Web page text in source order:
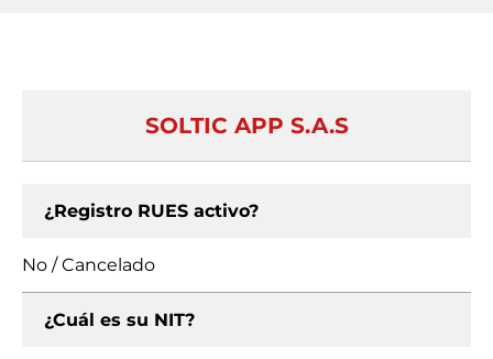
SOLTIC APP S.A.S
¿Registro RUES activo?
No / Cancelado
¿Cuál es su NIT?